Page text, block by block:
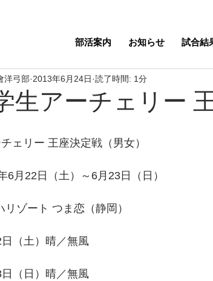
部活案内 お知らせ 試合結
生アーチェリー
洋弓部 2013年6月24日 読了時間: 1分
ェリー 王座決定戦（男女）
6月22日（土）～6月23日（日）
ゾート つま恋（静岡）
（土）晴／無風
）晴／無風